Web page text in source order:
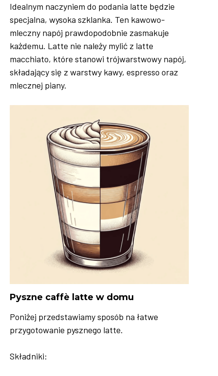
Idealnym naczyniem do podania latte będzie
specjalna, wysoka szklanka. Ten kawowo-
mleczny napój prawdopodobnie zasmakuje
każdemu. Latte nie należy mylić z latte
macchiato, które stanowi trójwarstwowy napój,
składający się z warstwy kawy, espresso oraz
mlecznej piany.
Pyszne caffè latte w domu
Poniżej przedstawiamy sposób na łatwe
przygotowanie pysznego latte.
Składniki: